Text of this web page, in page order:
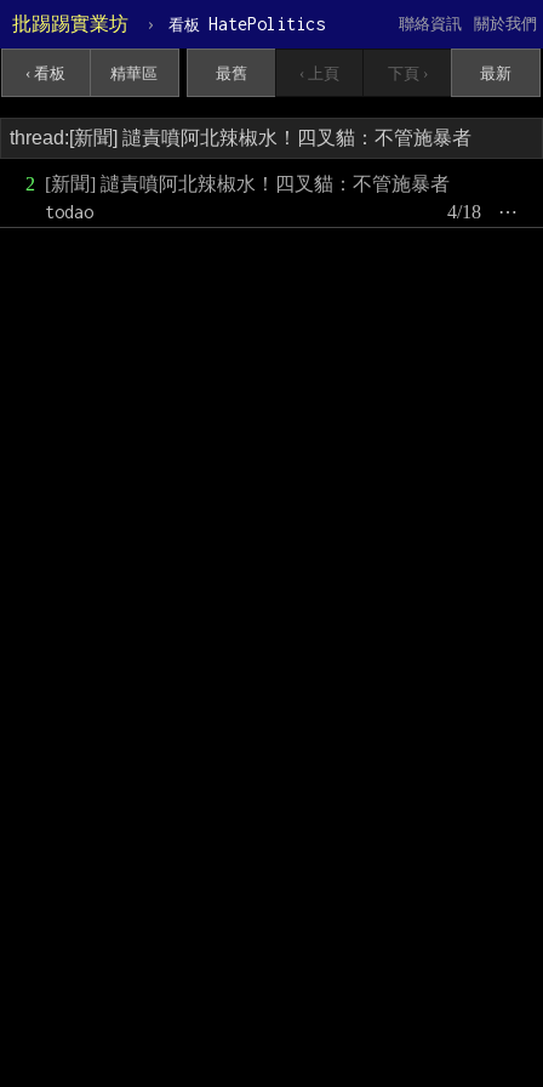
批踢踢實業坊 › 看板 HatePolitics 關於我們
聯絡資訊
‹ 看板 精華區 最舊 ‹ 上頁 下頁 › 最新
2 [新聞] 譴責噴阿北辣椒水！四叉貓：不管施暴者
todao
⋯
4/18